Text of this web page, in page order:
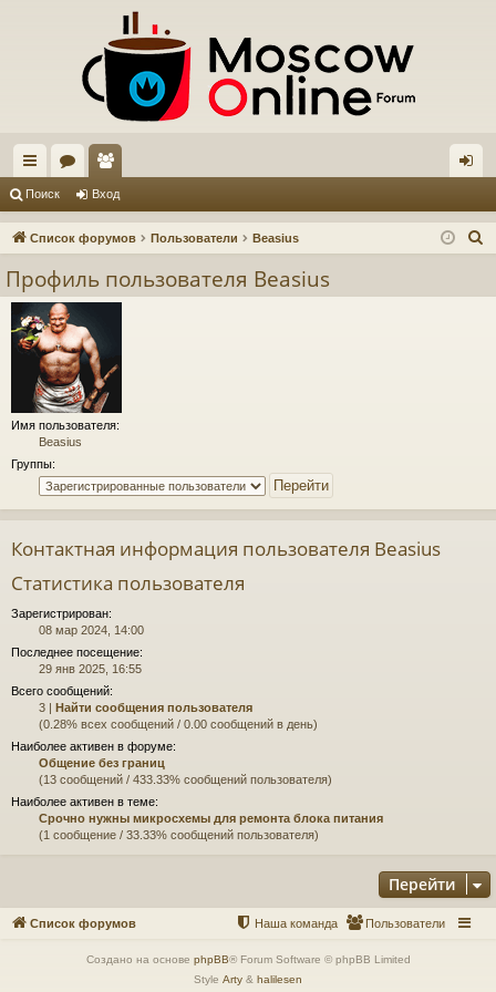
с
ы
и
ум
ол
ьз
ат
и
д
Поиск Вход
Список форумов Пользователи Beasius
Профиль пользователя Beasius
Имя пользователя:
Beasius
Группы:
Контактная информация пользователя Beasius
Статистика пользователя
Зарегистрирован:
08 мар 2024, 14:00
Последнее посещение:
29 янв 2025, 16:55
Всего сообщений:
3 | Найти сообщения пользователя
(0.28% всех сообщений / 0.00 сообщений в день)
Наиболее активен в форуме:
Общение без границ
(13 сообщений / 433.33% сообщений пользователя)
Наиболее активен в теме:
Срочно нужны микросхемы для ремонта блока питания
(1 сообщение / 33.33% сообщений пользователя)
Перейти
Список форумов Пользователи
Наша команда
Создано на основе phpBB® Forum Software © phpBB Limited
Style Arty & halilesen